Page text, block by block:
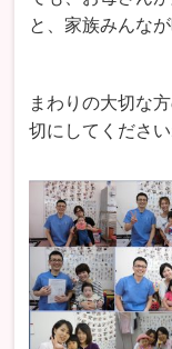
と、家族みんな
まわりの大切な
切にしてください